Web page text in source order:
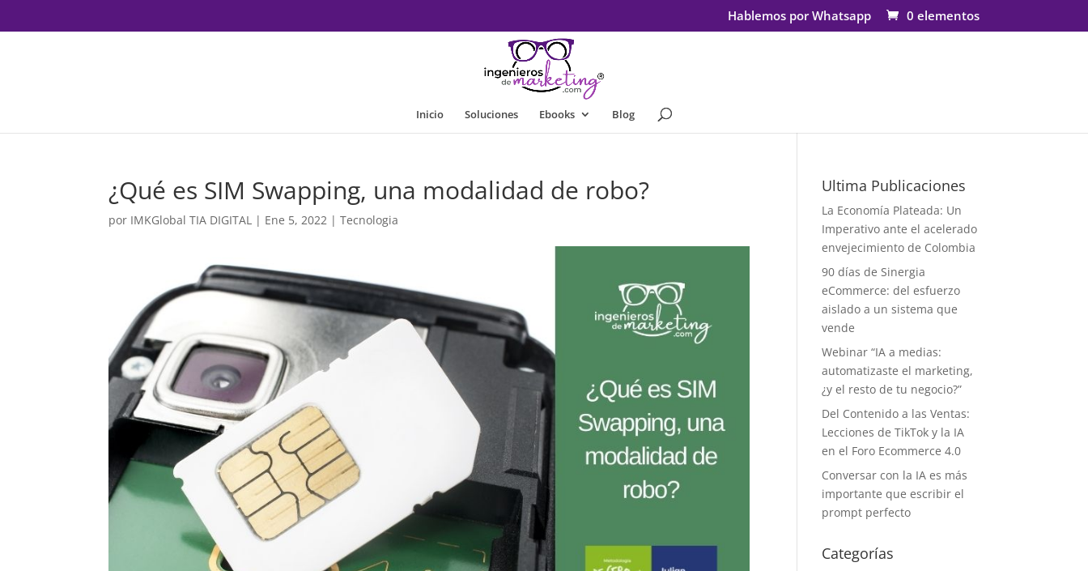
Hablemos por Whatsapp 0 elementos
Inicio Soluciones Ebooks Blog
¿Qué es SIM Swapping, una modalidad de robo?
por IMKGlobal TIA DIGITAL | Ene 5, 2022 |Tecnologia
Ultima Publicaciones
La Economía Plateada: Un
Imperativo ante el acelerado
envejecimiento de Colombia
90 días de Sinergia
eCommerce: del esfuerzo
aislado a un sistema que
vende
Webinar “IA a medias:
automatizaste el marketing,
¿y el resto de tu negocio?”
Del Contenido a las Ventas:
Lecciones de TikTok y la IA
en el Foro Ecommerce 4.0
Conversar con la IA es más
importante que escribir el
prompt perfecto
Categorías